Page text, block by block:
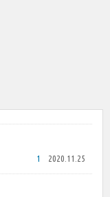
2020.11.25
1